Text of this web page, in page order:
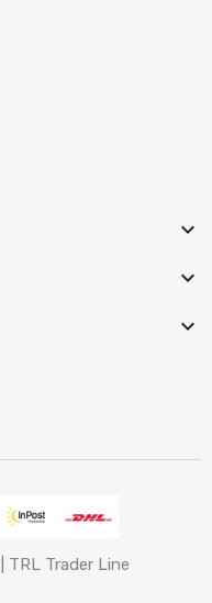



TRL Trader Line